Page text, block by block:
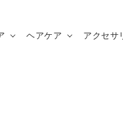
ヘアケア アクセサ